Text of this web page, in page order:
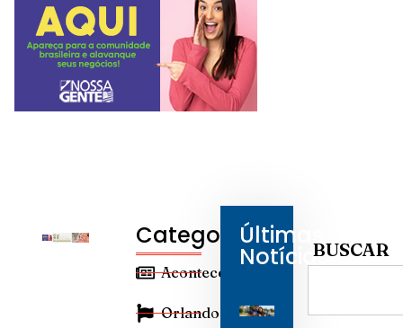
Categorias
Aconteceu
Orlando
Últimas
NotíciasBUSCAR